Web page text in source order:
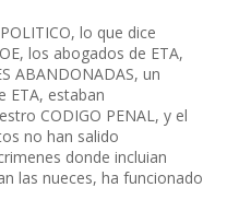
lo que dice
los abogados de ETA,
ABANDONADAS, un
ETA, estaban
CODIGO PENAL, y el
no han salido
donde incluian
las nueces, ha funcionado